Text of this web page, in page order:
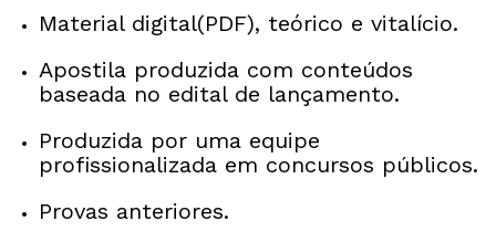
Material digital(PDF), teórico e vitalício.
Apostila produzida com conteúdos
baseada no edital de lançamento.
Produzida por uma equipe
profissionalizada em concursos públicos.
Provas anteriores.